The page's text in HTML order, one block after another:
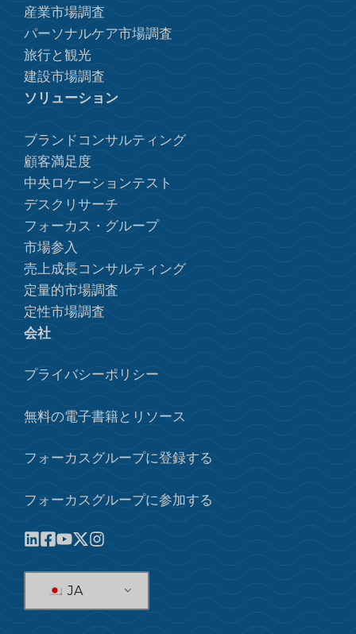
産業市場調査
パーソナルケア市場調査
旅行と観光
建設市場調査
ソリューション
ブランドコンサルティング
顧客満足度
中央ロケーションテスト
デスクリサーチ
フォーカス・グループ
市場参入
売上成長コンサルティング
定量的市場調査
定性市場調査
会社
プライバシーポリシー
無料の電子書籍とリソース
フォーカスグループに登録する
フォーカスグループに参加する
JA